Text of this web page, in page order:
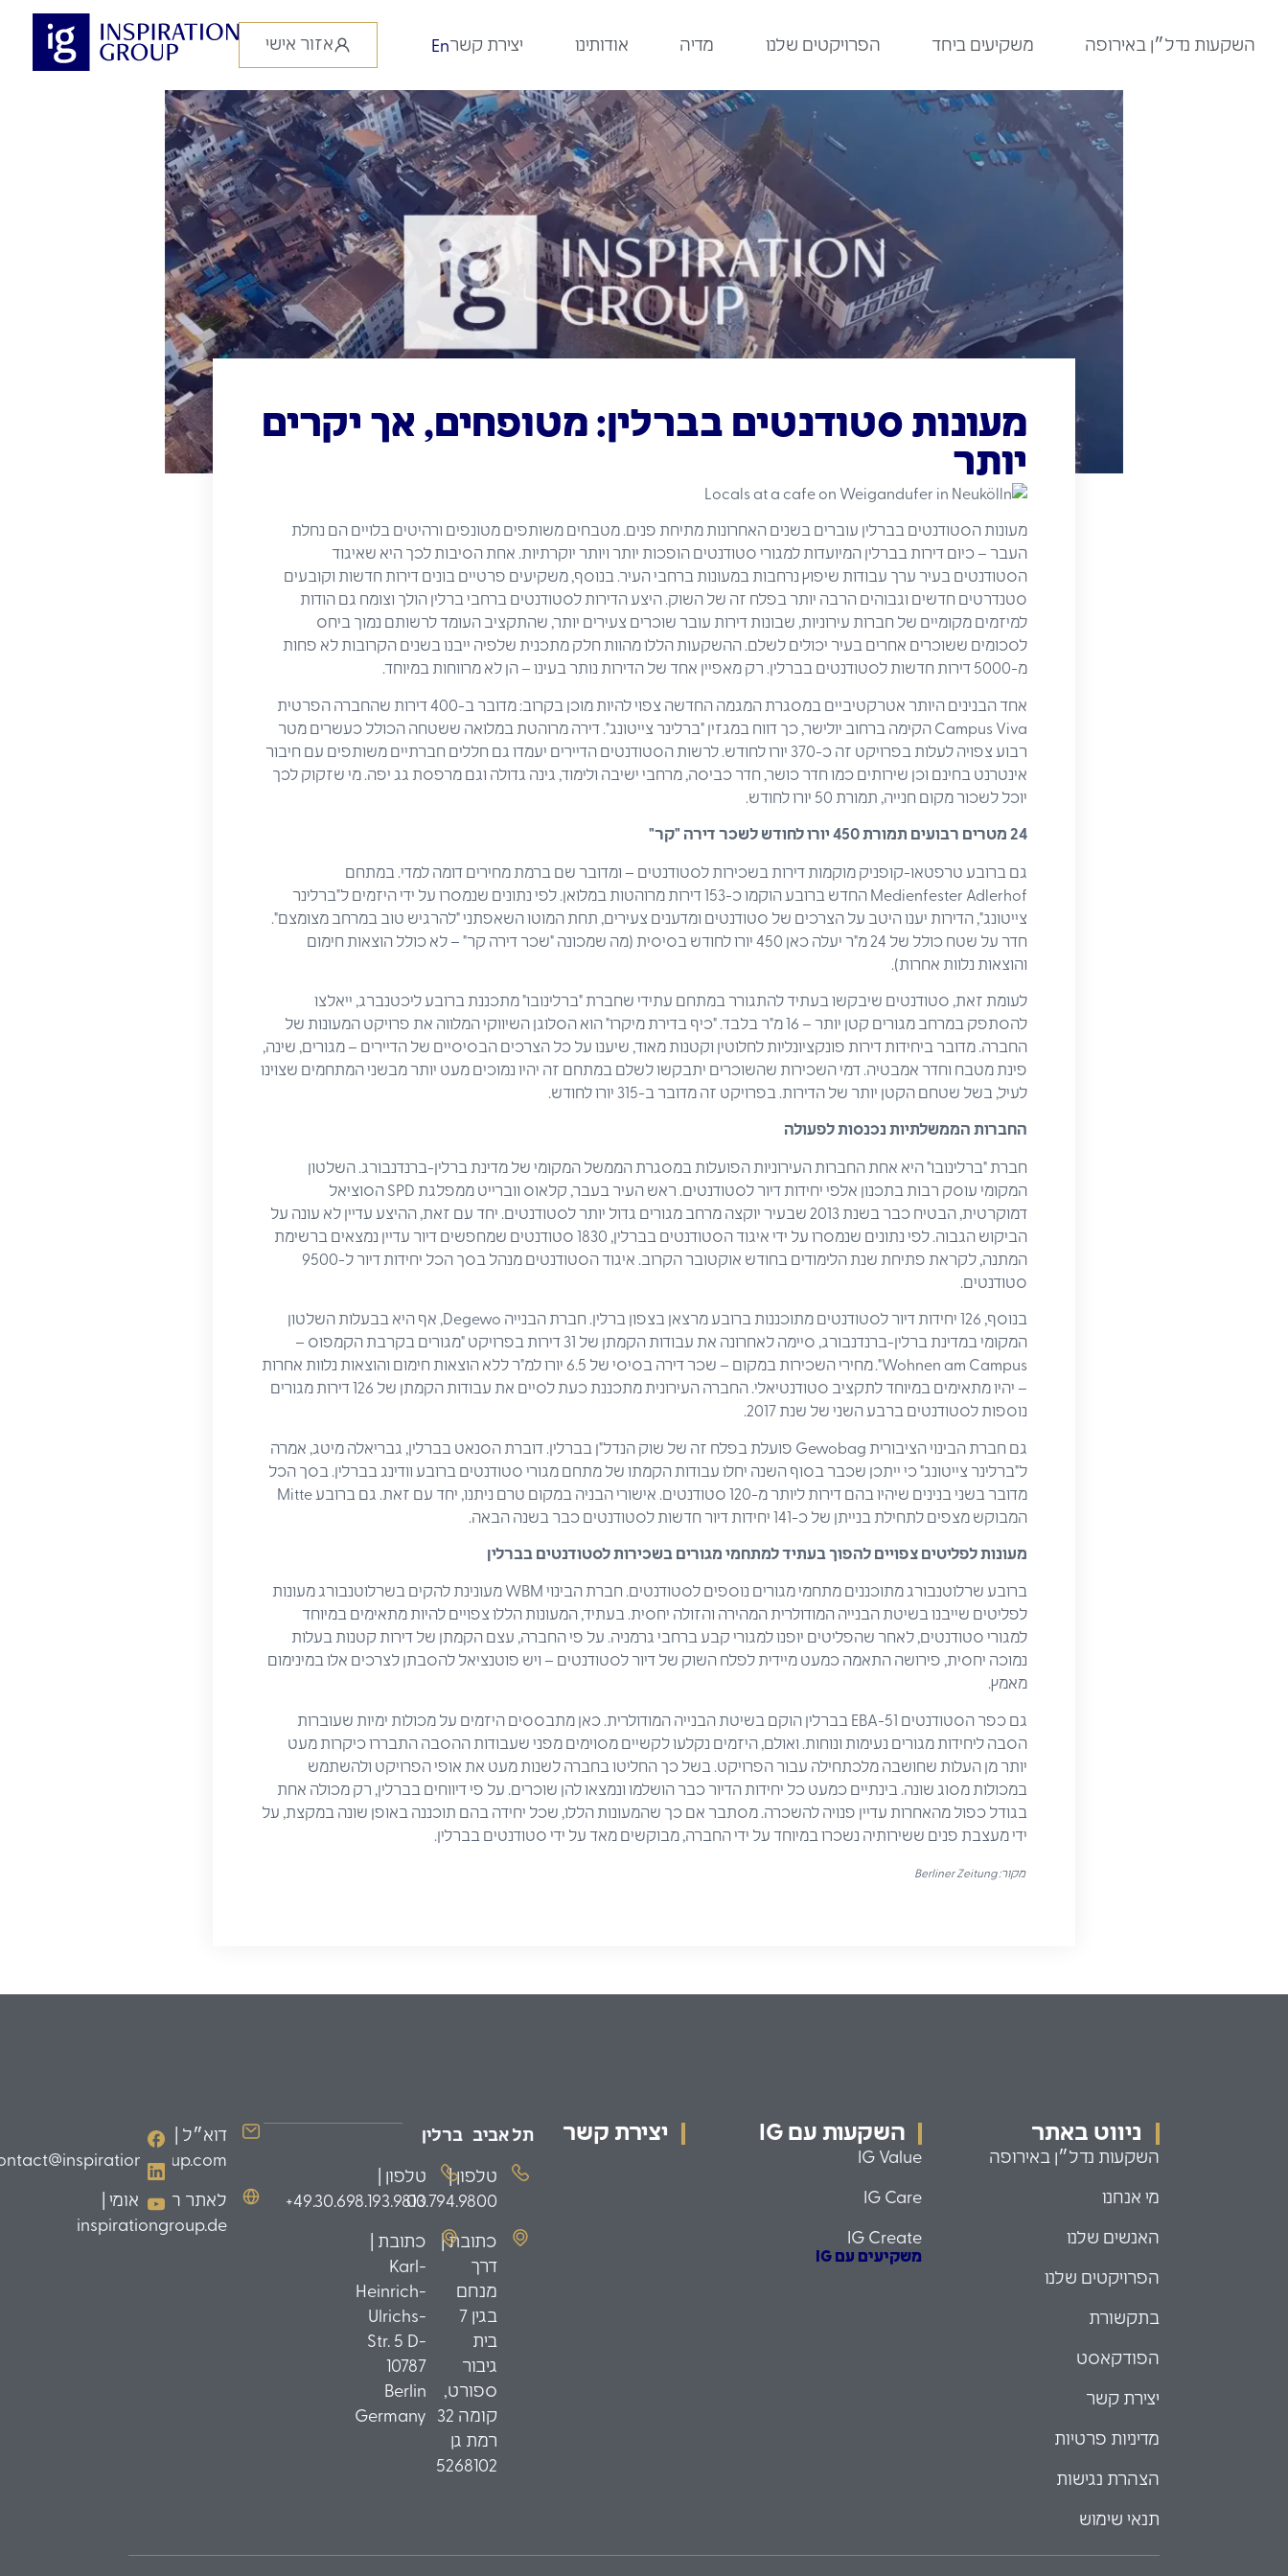
השקעות נדל״ן באירופה משקיעים ביחד הפרויקטים שלנו מדיה אודותינו יצירת קשרEn אזור אישי
מעונות סטודנטים בברלין: מטופחים, אך יקרים
יותר
מעונות הסטודנטים בברלין עוברים בשנים האחרונות מתיחת פנים. מטבחים משותפים מטונפים ורהיטים בלויים הם נחלת
העבר – כיום דירות בברלין המיועדות למגורי סטודנטים הופכות יותר ויותר יוקרתיות. אחת הסיבות לכך היא שאיגוד
הסטודנטים בעיר ערך עבודות שיפוץ נרחבות במעונות ברחבי העיר. בנוסף, משקיעים פרטיים בונים דירות חדשות וקובעים
סטנדרטים חדשים וגבוהים הרבה יותר בפלח זה של השוק. היצע הדירות לסטודנטים ברחבי ברלין הולך וצומח גם הודות
למיזמים מקומיים של חברות עירוניות, שבונות דירות עובר שוכרים צעירים יותר, שהתקציב העומד לרשותם נמוך ביחס
לסכומים ששוכרים אחרים בעיר יכולים לשלם. ההשקעות הללו מהוות חלק מתכנית שלפיה ייבנו בשנים הקרובות לא פחות
מ-5000 דירות חדשות לסטודנטים בברלין. רק מאפיין אחד של הדירות נותר בעינו – הן לא מרווחות במיוחד.
אחד הבנינים היותר אטרקטיביים במסגרת המגמה החדשה צפוי להיות מוכן בקרוב: מדובר ב-400 דירות שהחברה הפרטית
Campus Viva הקימה ברחוב יולישר, כך דווח במגזין "ברלינר צייטונג". דירה מרוהטת במלואה ששטחה הכולל כעשרים מטר
רבוע צפויה לעלות בפרויקט זה כ-370 יורו לחודש. לרשות הסטודנטים הדיירים יעמדו גם חללים חברתיים משותפים עם חיבור
אינטרנט בחינם וכן שירותים כמו חדר כושר, חדר כביסה, מרחבי ישיבה ולימוד, גינה גדולה וגם מרפסת גג יפה. מי שזקוק לכך
יוכל לשכור מקום חנייה, תמורת 50 יורו לחודש.
24 מטרים רבועים תמורת 450 יורו לחודש לשכר דירה "קר"
גם ברובע טרפטאו-קופניק מוקמות דירות בשכירות לסטודנטים – ומדובר שם ברמת מחירים דומה למדי. במתחם
Medienfester Adlerhof החדש ברובע הוקמו כ-153 דירות מרוהטות במלואן. לפי נתונים שנמסרו על ידי היזמים ל"ברלינר
צייטונג", הדירות יענו היטב על הצרכים של סטודנטים ומדענים צעירים, תחת המוטו השאפתני "להרגיש טוב במרחב מצומצם".
חדר על שטח כולל של 24 מ"ר יעלה כאן 450 יורו לחודש בסיסית (מה שמכונה "שכר דירה קר" – לא כולל הוצאות חימום
והוצאות נלוות אחרות).
לעומת זאת, סטודנטים שיבקשו בעתיד להתגורר במתחם עתידי שחברת "ברלינובו" מתכננת ברובע ליכטנברג, ייאלצו
להסתפק במרחב מגורים קטן יותר – 16 מ"ר בלבד. "כיף בדירת מיקרו" הוא הסלוגן השיווקי המלווה את פרויקט המעונות של
החברה. מדובר ביחידות דירות פונקציונליות לחלוטין וקטנות מאוד, שיענו על כל הצרכים הבסיסיים של הדיירים – מגורים, שינה,
פינת מטבח וחדר אמבטיה. דמי השכירות שהשוכרים יתבקשו לשלם במתחם זה יהיו נמוכים מעט יותר מבשני המתחמים שצוינו
לעיל, בשל שטחם הקטן יותר של הדירות. בפרויקט זה מדובר ב-315 יורו לחודש.
החברות הממשלתיות נכנסות לפעולה
חברת "ברלינובו" היא אחת החברות העירוניות הפועלות במסגרת הממשל המקומי של מדינת ברלין-ברנדנבורג. השלטון
המקומי עוסק רבות בתכנון אלפי יחידות דיור לסטודנטים. ראש העיר בעבר, קלאוס ווברייט ממפלגת SPD הסוציאל
דמוקרטית, הבטיח כבר בשנת 2013 שבעיר יוקצה מרחב מגורים גדול יותר לסטודנטים. יחד עם זאת, ההיצע עדיין לא עונה על
הביקוש הגבוה. לפי נתונים שנמסרו על ידי איגוד הסטודנטים בברלין, 1830 סטודנטים שמחפשים דיור עדיין נמצאים ברשימת
המתנה, לקראת פתיחת שנת הלימודים בחודש אוקטובר הקרוב. איגוד הסטודנטים מנהל בסך הכל יחידות דיור ל-9500
סטודנטים.
בנוסף, 126 יחידות דיור לסטודנטים מתוכננות ברובע מרצאן בצפון ברלין. חברת הבנייה Degewo, אף היא בבעלות השלטון
המקומי במדינת ברלין-ברנדנבורג, סיימה לאחרונה את עבודות הקמתן של 31 דירות בפרויקט "מגורים בקרבת הקמפוס –
Wohnen am Campus". מחירי השכירות במקום – שכר דירה בסיסי של 6.5 יורו למ"ר ללא הוצאות חימום והוצאות נלוות אחרות
– יהיו מתאימים במיוחד לתקציב סטודנטיאלי. החברה העירונית מתכננת כעת לסיים את עבודות הקמתן של 126 דירות מגורים
נוספות לסטודנטים ברבע השני של שנת 2017.
גם חברת הבינוי הציבורית Gewobag פועלת בפלח זה של שוק הנדל"ן בברלין. דוברת הסנאט בברלין, גבריאלה מיטג, אמרה
ל"ברלינר צייטונג" כי ייתכן שכבר בסוף השנה יחלו עבודות הקמתו של מתחם מגורי סטודנטים ברובע וודינג בברלין. בסך הכל
מדובר בשני בנינים שיהיו בהם דירות ליותר מ-120 סטודנטים. אישורי הבניה במקום טרם ניתנו, יחד עם זאת. גם ברובע Mitte
המבוקש מצפים לתחילת בנייתן של כ-141 יחידות דיור חדשות לסטודנטים כבר בשנה הבאה.
מעונות לפליטים צפויים להפוך בעתיד למתחמי מגורים בשכירות לסטודנטים בברלין
ברובע שרלוטנבורג מתוכננים מתחמי מגורים נוספים לסטודנטים. חברת הבינוי WBM מעונינת להקים בשרלוטנבורג מעונות
לפליטים שייבנו בשיטת הבנייה המודולרית המהירה והזולה יחסית. בעתיד, המעונות הללו צפויים להיות מתאימים במיוחד
למגורי סטודנטים, לאחר שהפליטים יופנו למגורי קבע ברחבי גרמניה. על פי החברה, עצם הקמתן של דירות קטנות בעלות
נמוכה יחסית, פירושה התאמה כמעט מיידית לפלח השוק של דיור לסטודנטים – ויש פוטנציאל להסבתן לצרכים אלו במינימום
מאמץ.
גם כפר הסטודנטים EBA-51 בברלין הוקם בשיטת הבנייה המודולרית. כאן מתבססים היזמים על מכולות ימיות שעוברות
הסבה ליחידות מגורים נעימות ונוחות. ואולם, היזמים נקלעו לקשיים מסוימים מפני שעבודות ההסבה התבררו כיקרות מעט
יותר מן העלות שחושבה מלכתחילה עבור הפרויקט. בשל כך החליטו בחברה לשנות מעט את אופי הפרויקט ולהשתמש
במכולות מסוג שונה. בינתיים כמעט כל יחידות הדיור כבר הושלמו ונמצאו להן שוכרים. על פי דיווחים בברלין, רק מכולה אחת
בגודל כפול מהאחרות עדיין פנויה להשכרה. מסתבר אם כך שהמעונות הללו, שכל יחידה בהם תוכננה באופן שונה במקצת, על
ידי מעצבת פנים ששירותיה נשכרו במיוחד על ידי החברה, מבוקשים מאד על ידי סטודנטים בברלין.
מקור: Berliner Zeitung
ניווט באתר
השקעות נדל״ן באירופה
מי אנחנו
האנשים שלנו
הפרויקטים שלנו
בתקשורת
הפודקאסט
יצירת קשר
מדיניות פרטיות
הצהרת נגישות
תנאי שימוש
השקעות עם IG
IG Value
IG Care
IG Create
משקיעים עם IG
יצירת קשר תל אביב
טלפון |
03.794.9800
כתובת |
דרך
מנחם
בגין 7
בית
גיבור
ספורט,
קומה 32
רמת גן
5268102
ברלין
טלפון |
49.30.698.193.9810+
כתובת |
Karl-
Heinrich-
Ulrichs-
Str. 5 D-
10787
Berlin
Germany
דוא״ל |
לאתר הבינלאומי |
inspirationgroup.de